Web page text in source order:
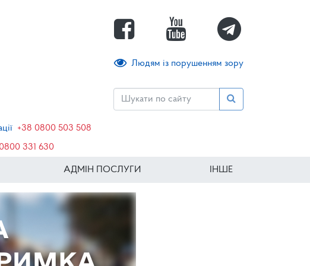
Людям із порушенням зору
+38 0800 503 508
331 630
АДМІН ПОСЛУГИ ІНШЕ